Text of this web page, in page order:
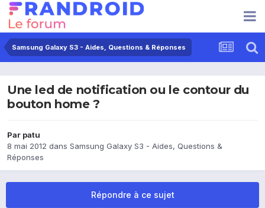
Samsung Galaxy S3 - Aides, Questions & Réponses
Une led de notification ou le contour du
bouton home ?
Par patu
8 mai 2012 dans Samsung Galaxy S3 - Aides, Questions &
Réponses
Répondre à ce sujet